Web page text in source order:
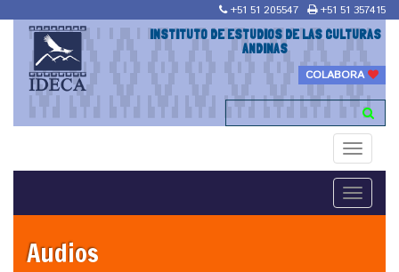
+51 51 205547 +51 51 357415
INSTITUTO DE ESTUDIOS DE LAS CULTURAS
ANDINAS
COLABORA
Toggle
Toggle
Audios